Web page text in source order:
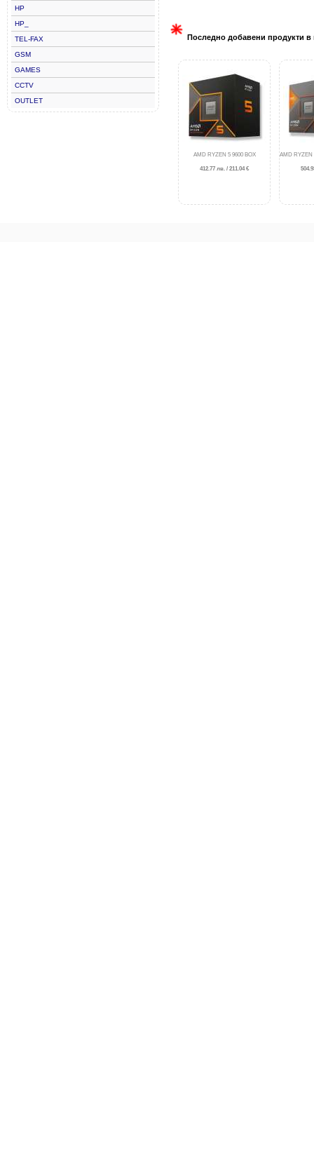
HP
HP_
TEL-FAX
GSM
GAMES
CCTV
OUTLET
Последно добавени продукти в
AMD RYZEN 5 9600 BOX
412.77 лв. / 211.04 €
AMD RYZEN